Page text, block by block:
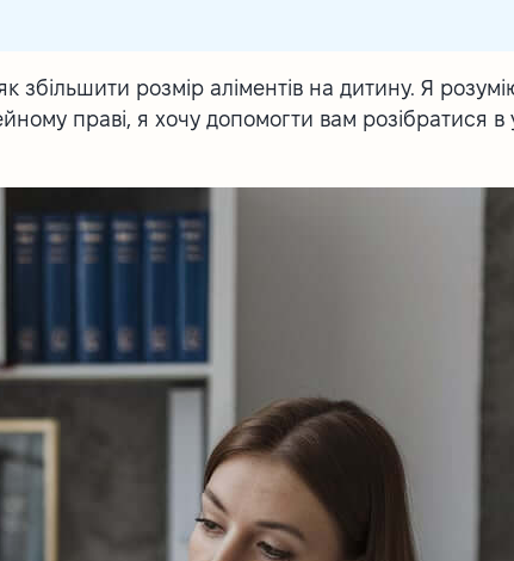
збільшити розмір аліментів на дитину. Я
праві, я хочу допомогти вам розібратися в